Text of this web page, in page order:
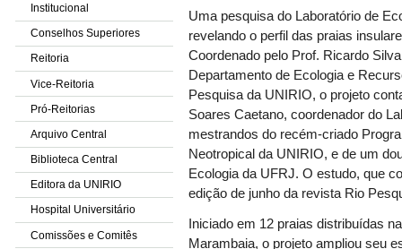
Institucional
Conselhos Superiores
Reitoria
Vice-Reitoria
Pró-Reitorias
Arquivo Central
Biblioteca Central
Editora da UNIRIO
Hospital Universitário
Comissões e Comitês
Uma pesquisa do Laboratório de
revelando o perfil das praias
Coordenado pelo Prof. Ricardo
Departamento de Ecologia e
Pesquisa da UNIRIO, o projeto
Soares Caetano, coordenador do
mestrandos do recém-criado
Neotropical da UNIRIO, e de um
Ecologia da UFRJ. O estudo, que
edição de junho da revista Rio
Iniciado em 12 praias distribuídas
Marambaia, o projeto ampliou seu